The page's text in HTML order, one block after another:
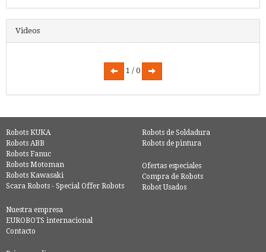
Videos
1 / 0
Robots KUKA
Robots ABB
Robots Fanuc
Robots Motoman
Robots Kawasaki
Scara Robots - Special Offer Robots
Robots de Soldadura
Robots de pintura
Ofertas especiales
Compra de Robots
Robot Usados
Nuestra empresa
EUROBOTS internacional
Contacto